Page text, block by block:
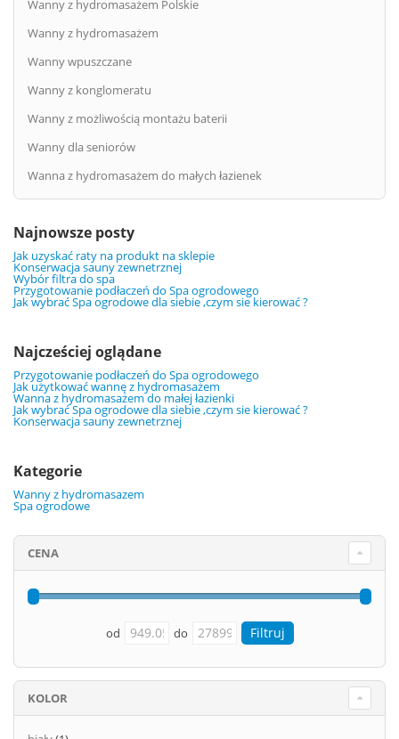
Wanny z hydromasażem Polskie
Wanny z hydromasażem
Wanny wpuszczane
Wanny z konglomeratu
Wanny z możliwością montażu baterii
Wanny dla seniorów
Wanna z hydromasażem do małych łazienek
Najnowsze posty
Jak uzyskać raty na produkt na sklepie
Konserwacja sauny zewnetrznej
Wybór filtra do spa
Przygotowanie podłaczeń do Spa ogrodowego
Jak wybrać Spa ogrodowe dla siebie ,czym sie kierować ?
Najcześciej oglądane
Przygotowanie podłaczeń do Spa ogrodowego
Jak użytkować wannę z hydromasażem
Wanna z hydromasażem do małej łazienki
Jak wybrać Spa ogrodowe dla siebie ,czym sie kierować ?
Konserwacja sauny zewnetrznej
Kategorie
Wanny z hydromasazem
Spa ogrodowe
CENA
od do
KOLOR